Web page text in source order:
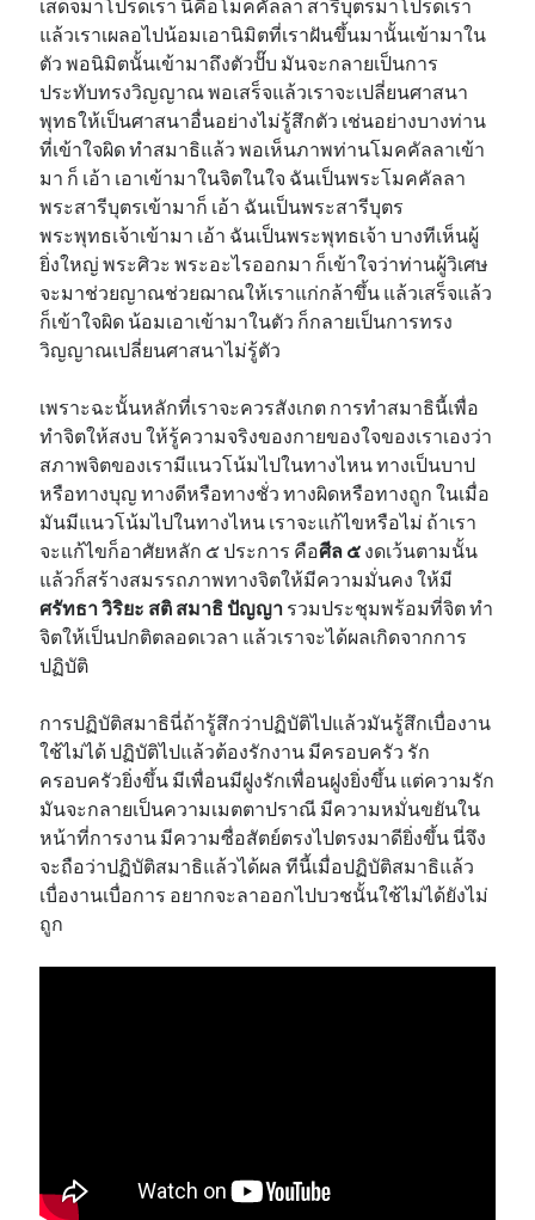
เสด็จมาโปรดเรา นี่คือโมคคัลลา สารีบุตรมาโปรดเรา
แล้วเราเผลอไปน้อมเอานิมิตที่เราฝันขึ้นมานั้นเข้ามาใน
ตัว พอนิมิตนั้นเข้ามาถึงตัวปั๊บ มันจะกลายเป็นการ
ประทับทรงวิญญาณ พอเสร็จแล้วเราจะเปลี่ยนศาสนา
พุทธให้เป็นศาสนาอื่นอย่างไม่รู้สึกตัว เช่นอย่างบางท่าน
ที่เข้าใจผิด ทำสมาธิแล้ว พอเห็นภาพท่านโมคคัลลาเข้า
มา ก็ เอ้า เอาเข้ามาในจิตในใจ ฉันเป็นพระโมคคัลลา
พระสารีบุตรเข้ามาก็ เอ้า ฉันเป็นพระสารีบุตร
พระพุทธเจ้าเข้ามา เอ้า ฉันเป็นพระพุทธเจ้า บางทีเห็นผู้
ยิ่งใหญ่ พระศิวะ พระอะไรออกมา ก็เข้าใจว่าท่านผู้วิเศษ
จะมาช่วยญาณช่วยฌาณให้เราแก่กล้าขึ้น แล้วเสร็จแล้ว
ก็เข้าใจผิด น้อมเอาเข้ามาในตัว ก็กลายเป็นการทรง
วิญญาณเปลี่ยนศาสนาไม่รู้ตัว
เพราะฉะนั้นหลักที่เราจะควรสังเกต การทำสมาธินี้เพื่อ
ทำจิตให้สงบ ให้รู้ความจริงของกายของใจของเราเองว่า
สภาพจิตของเรามีแนวโน้มไปในทางไหน ทางเป็นบาป
หรือทางบุญ ทางดีหรือทางชั่ว ทางผิดหรือทางถูก ในเมื่อ
มันมีแนวโน้มไปในทางไหน เราจะแก้ไขหรือไม่ ถ้าเรา
จะแก้ไขก็อาศัยหลัก ๕ ประการ คือศีล ๕ งดเว้นตามนั้น
แล้วก็สร้างสมรรถภาพทางจิตให้มีความมั่นคง ให้มี
ศรัทธา วิริยะ สติ สมาธิ ปัญญา รวมประชุมพร้อมที่จิต ทำ
จิตให้เป็นปกติตลอดเวลา แล้วเราจะได้ผลเกิดจากการ
ปฏิบัติ
การปฏิบัติสมาธินี่ถ้ารู้สึกว่าปฏิบัติไปแล้วมันรู้สึกเบื่องาน
ใช้ไม่ได้ ปฏิบัติไปแล้วต้องรักงาน มีครอบครัว รัก
ครอบครัวยิ่งขึ้น มีเพื่อนมีฝูงรักเพื่อนฝูงยิ่งขึ้น แต่ความรัก
มันจะกลายเป็นความเมตตาปราณี มีความหมั่นขยันใน
หน้าที่การงาน มีความซื่อสัตย์ตรงไปตรงมาดียิ่งขึ้น นี่จึง
จะถือว่าปฏิบัติสมาธิแล้วได้ผล ทีนี้เมื่อปฏิบัติสมาธิแล้ว
เบื่องานเบื่อการ อยากจะลาออกไปบวชนั้นใช้ไม่ได้ยังไม่
ถูก